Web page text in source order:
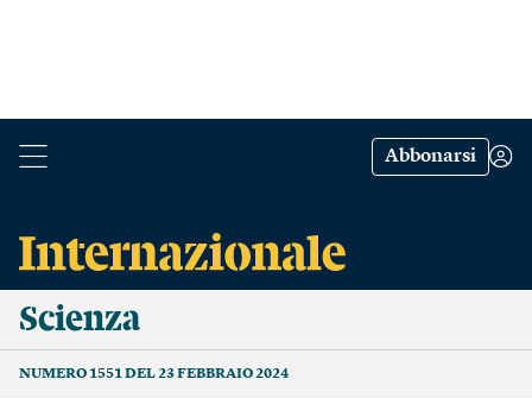
Abbonarsi
Scienza
NUMERO 1551 DEL 23 FEBBRAIO 2024